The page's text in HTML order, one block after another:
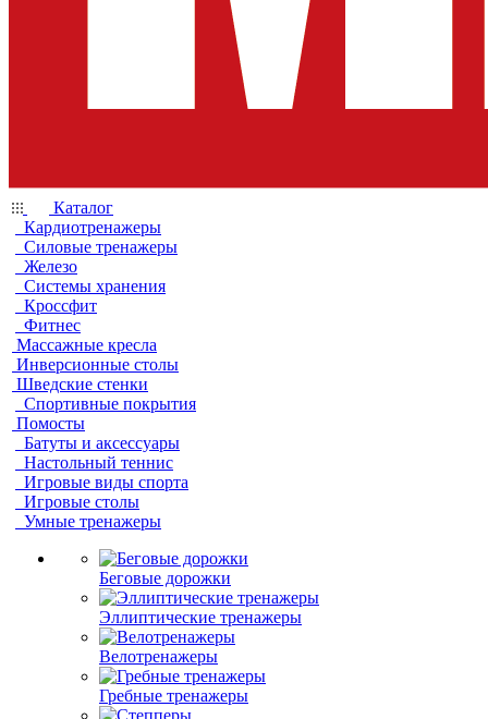
Каталог
Кардиотренажеры
Силовые тренажеры
Железо
Системы хранения
Кроссфит
Фитнес
Массажные кресла
Инверсионные столы
Шведские стенки
Спортивные покрытия
Помосты
Батуты и аксессуары
Настольный теннис
Игровые виды спорта
Игровые столы
Умные тренажеры
Беговые дорожки
Эллиптические тренажеры
Велотренажеры
Гребные тренажеры